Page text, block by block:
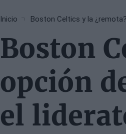
Inicio Boston Celtics y la
Boston
opción
el